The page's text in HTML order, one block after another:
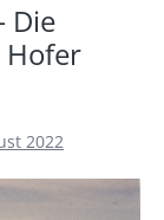
Die
Hofer
2022